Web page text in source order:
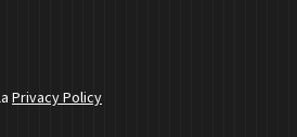
Privacy Policy